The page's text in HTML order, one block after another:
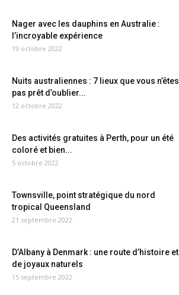
Nager avec les dauphins en Australie :
l’incroyable expérience
19 octobre 2022
Nuits australiennes : 7 lieux que vous n’êtes
pas prêt d’oublier...
12 octobre 2022
Des activités gratuites à Perth, pour un été
coloré et bien...
5 octobre 2022
Townsville, point stratégique du nord
tropical Queensland
21 septembre 2022
D’Albany à Denmark : une route d’histoire et
de joyaux naturels
15 septembre 2022